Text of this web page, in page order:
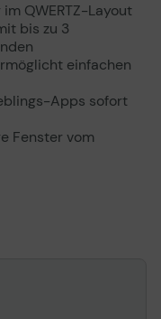
QWERTZ-Layout
bis zu 3
einfachen
Apps sofort
Fenster vom